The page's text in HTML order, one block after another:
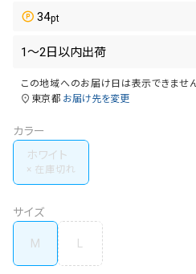
34
この地域へのお届け日は表示できませ
東京都 お届け先を変更
カラー
ホワイト
サイズ
M